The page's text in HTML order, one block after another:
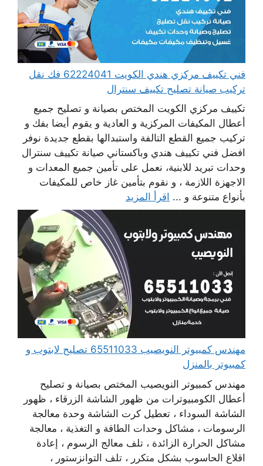
فني تكييف مركزي هندي الكويت 62224041 فك نقل
تركيب صيانة تصليح تكييف سنترال
تكييف مركزي الكويت المختص بصيانة و تصليح جميع
أعطال المكيفات المركزية و العادية و يقوم أيضا بفك و
تركيب جميع القطع التالفة واستبدالها بقطع جديدة نوفر
افضل فني تكييف هندي وباكستاني صيانة تكييف سنترال
وحدات تبريد للابنية، نعمل على تأمين جميع المعدات و
الاجهزة اللازمة ، و نقوم بتأمين غاز خاص للمكيفات
بأنواع متنوعة و ... اقرأ المزيد
مهندس كمبيوتر النويصيب 65511033 تصليح لابتوب و
كمبيوتر بالمنزل
مهندس كمبيوتر النويصيب المختص بصيانة و تصليح
أعطال الكومبيوترات من ظهور الشاشة الزرقاء ، ظهور
الشاشة السوداء ، تعطيل كرت الشاشة وحدة معالجة
الرسومات ، مشاكل وحدات الطاقة و التغذية ، معالجة
مشاكل الحرارة الزائدة ، تلف معالج الرسوم ، إعادة
اقلاع الحاسوب بشكل متكرر ، تلف التوانزستور ،